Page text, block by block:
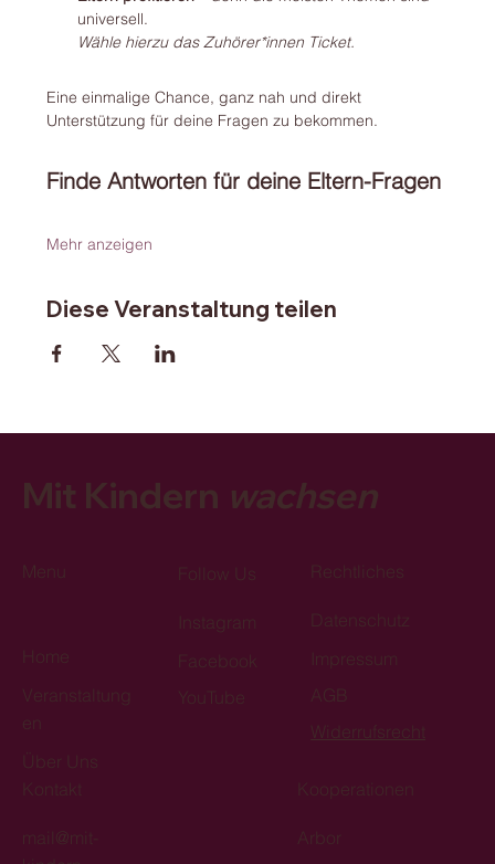
universell.
Wähle hierzu das Zuhörer*innen Ticket.
Eine einmalige Chance, ganz nah und direkt
Unterstützung für deine Fragen zu bekommen.
Finde Antworten für deine Eltern-Fragen
Mehr anzeigen
Diese Veranstaltung teilen
Mit Kindern wachsen
Kontakt
mail@mit-
Menu
Home
Veranstaltung
en
Über Uns
Follow Us
Instagram
Facebook
YouTube
Rechtliches
Datenschutz
Impressum
AGB
Widerrufsrecht
Kooperationen
Arbor